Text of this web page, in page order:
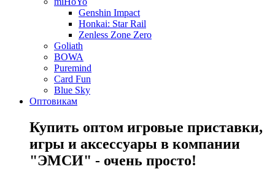
Genshin Impact
Honkai: Star Rail
Zenless Zone Zero
Goliath
BOWA
Puremind
Card Fun
Blue Sky
Оптовикам
Купить оптом игровые приставки,
игры и аксессуары в компании
"ЭМСИ" - очень просто!